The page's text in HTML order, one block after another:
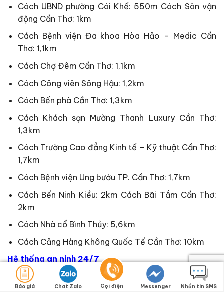
Cách UBND phường Cái Khế: 550m Cách Sân vận
động Cần Thơ: 1km
Cách Bệnh viện Đa khoa Hòa Hảo – Medic Cần
Thơ: 1,1km
Cách Chợ Đêm Cần Thơ: 1,1km
Cách Công viên Sông Hậu: 1,2km
Cách Bến phà Cần Thơ: 1,3km
Cách Khách sạn Mường Thanh Luxury Cần Thơ:
1,3km
Cách Trường Cao đẳng Kinh tế – Kỹ thuật Cần Thơ:
1,7km
Cách Bệnh viện Ung bướu TP. Cần Thơ: 1,7km
Cách Bến Ninh Kiều: 2km Cách Bãi Tắm Cần Thơ:
2km
Cách Nhà cổ Bình Thủy: 5,6km
Cách Cảng Hàng Không Quốc Tế Cần Thơ: 10km
Hệ thống an ninh 24/7
Toàn bộ khu đô thị được vận hành với hệ thống an
ninh đa lớp, bao gồm chốt gác tại các cổng ra vào,
Báo giá Chat Zalo Gọi điện Messenger Nhắn tin SMS